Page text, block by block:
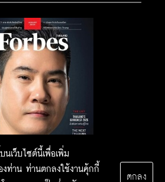
นเว็บไซต์นี้เพื่อเพิ่ม
งท่าน ท่านตกลงใช้งานคุ้กกี้
ตกลง